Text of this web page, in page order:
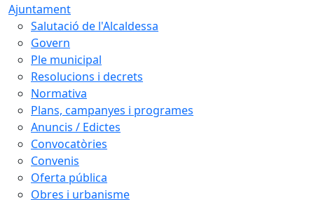
Ajuntament
Salutació de l'Alcaldessa
Govern
Ple municipal
Resolucions i decrets
Normativa
Plans, campanyes i programes
Anuncis / Edictes
Convocatòries
Convenis
Oferta pública
Obres i urbanisme